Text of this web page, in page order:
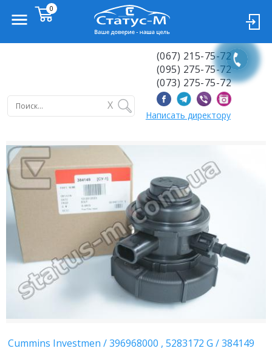
X
(067) 215-75-72
(095) 275-75-72
(073) 275-75-72
Написать директору
Previous
Image
Next
Cummins Investmen /396968000 , 5283172 G /384149